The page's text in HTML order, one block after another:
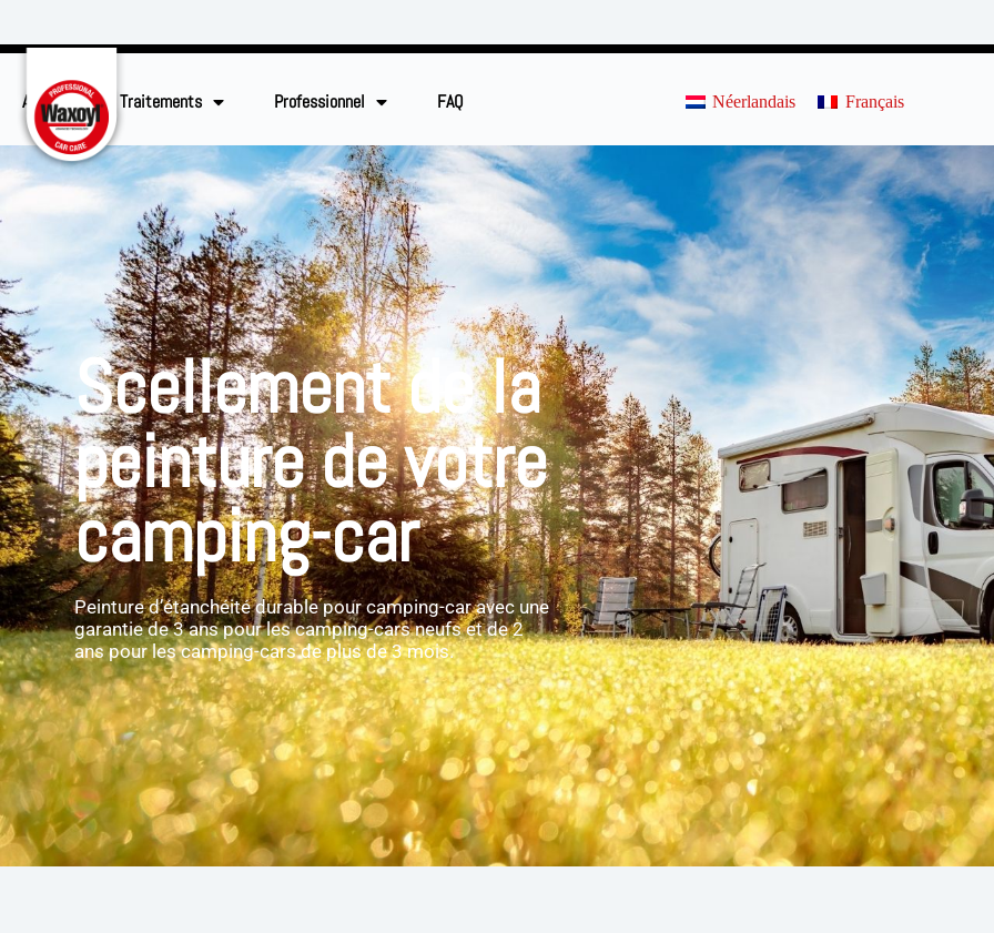
Accueil Traitements Professionnel FAQ Néerlandais Français
Scellement de la
peinture de votre
camping-car
Peinture d’étanchéité durable pour camping-car avec une
garantie de 3 ans pour les camping-cars neufs et de 2
ans pour les camping-cars de plus de 3 mois.